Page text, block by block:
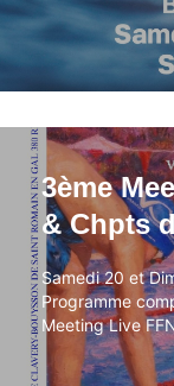
3ème
& Chpts
Samedi 20 et
Programme
Meeting Live
3ème
& Chpts
Samedi 20 et
Programme
Meeting Live